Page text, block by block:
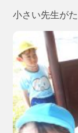
小さい先生が